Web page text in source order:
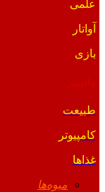
علمی
آواتار
بازی
طبیعت
کامپیوتر
غذاها
میوه‌ها